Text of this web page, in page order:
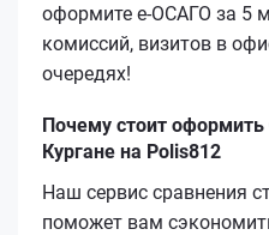
оформите е‑ОСАГО за 5
комиссий, визитов в
очередях!
Почему стоит
Кургане на Polis812
Наш сервис сравнения
поможет вам